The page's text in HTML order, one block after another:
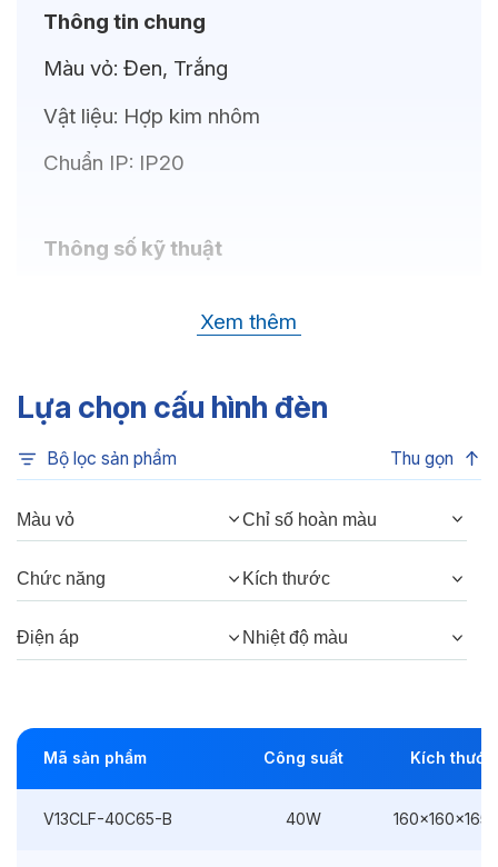
Thông tin chung
Màu vỏ: Đen, Trắng
Vật liệu: Hợp kim nhôm
Chuẩn IP: IP20
Thông số kỹ thuật
6500K, 4000K, 3500K,
Chỉ số hoàn màu: CRI80
Quang thông:4200lm(C), 4200lm(N),
Thông số Điện & Lắp đặt
Kiểu lắp đặt:Lắp nổi
Điện áp:220VAC, 50Hz
Xem thêm
Lựa chọn cấu hình đèn
Bộ lọc sản phẩm Thu gọn
Màu vỏ Chỉ số hoàn màu
Chức năng Kích thước
Điện áp Nhiệt độ màu
Mã sản phẩm Công suất Kích thước
V13CLF-40C65-B 40W